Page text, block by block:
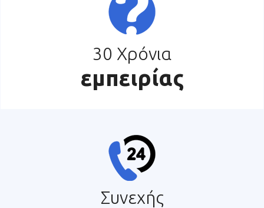
30 Χρόνια
εμπειρίας
Συνεχής